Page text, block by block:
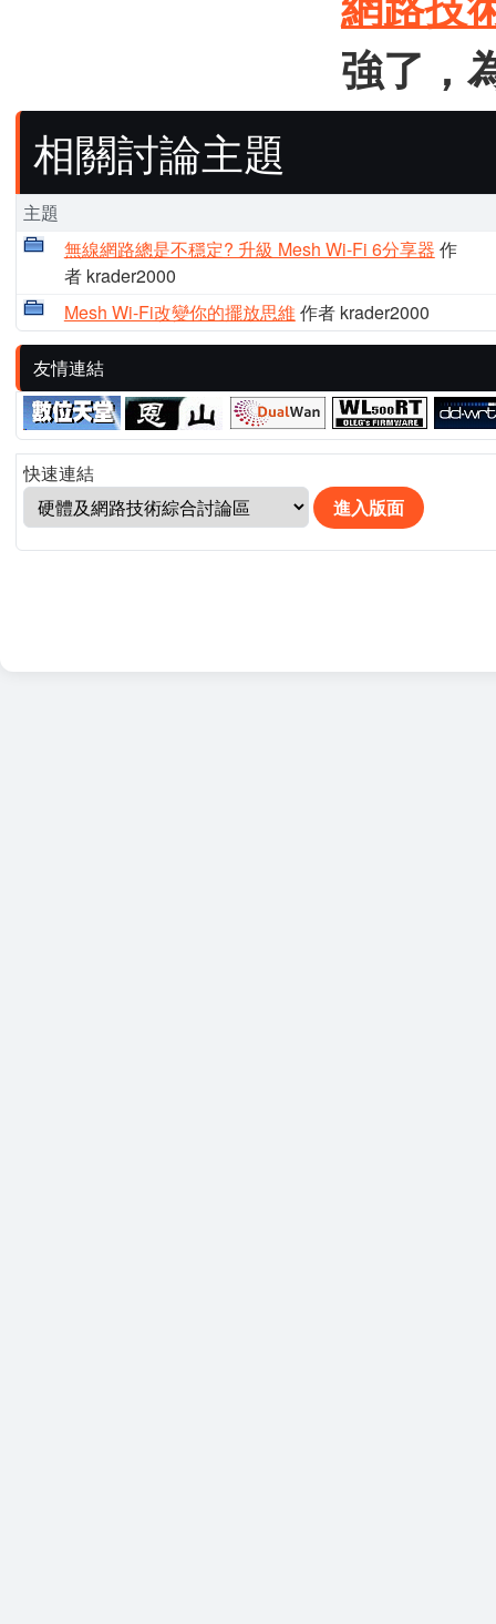
強了，
相關討論主題
主題
無線網路總是不穩定? 升級 Mesh Wi-Fi 6分享器 作
者 krader2000
Mesh Wi-Fi改變你的擺放思維 作者 krader2000
友情連結
快速連結